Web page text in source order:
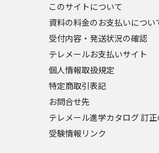
このサイトについて
資料の料金のお支払いについ
受付内容・発送状況の確認
テレメールお支払いサイト
個人情報取扱規定
特定商取引表記
お問合せ先
テレメール進学カタログ 訂
受験情報リンク